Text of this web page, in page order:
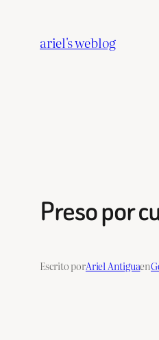
contenido
ariel's weblog
Preso por
Escrito porAriel Antiguaen